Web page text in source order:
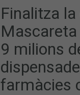
Finalitza
9 milions
farmàcies
9
MILIONS
DE
MASCARETES
DES
DE
LES
3.227
FARMÀCIES
CATALANES